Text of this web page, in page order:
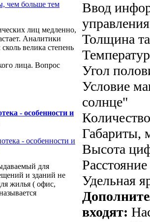
лиц медленно,
Аналитики
велика степень
лица. Вопрос
- особенности и
для
и зданий не
жилья ( офис,
Ввод
Толщина
Угол
Условие
солнце"
Габариты,
Высота
Удельная
входят: